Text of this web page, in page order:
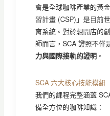
會是全球咖啡產業的黃
習計畫 (CSP)」是目前
育系統。對於想開店的
師而言，SCA 證照不僅
力與國際接軌的證明。
SCA 六大核心技能模組
我們的課程完整涵蓋
備全方位的咖啡知識：